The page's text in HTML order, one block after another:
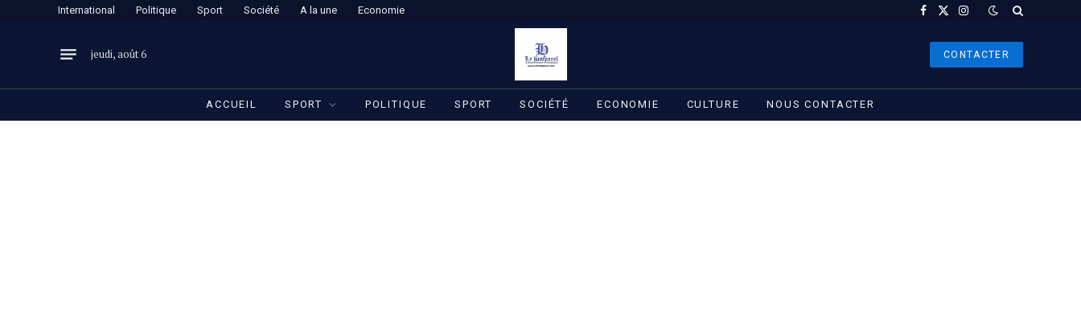
International Politique Sport Société A la une Economie Facebook
X
Instagram
jeudi, août 6 CONTACTER
ACCUEIL SPORT POLITIQUE SPORT SOCIÉTÉ ECONOMIE CULTURE NOUS CONTACTER